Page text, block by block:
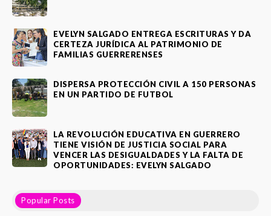
EVELYN SALGADO ENTREGA ESCRITURAS Y DA
CERTEZA JURÍDICA AL PATRIMONIO DE
FAMILIAS GUERRERENSES
DISPERSA PROTECCIÓN CIVIL A 150 PERSONAS
EN UN PARTIDO DE FUTBOL
LA REVOLUCIÓN EDUCATIVA EN GUERRERO
TIENE VISIÓN DE JUSTICIA SOCIAL PARA
VENCER LAS DESIGUALDADES Y LA FALTA DE
OPORTUNIDADES: EVELYN SALGADO
Popular Posts